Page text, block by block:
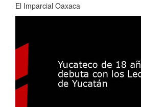
El Imparcial Oaxaca